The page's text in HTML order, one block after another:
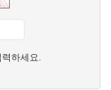
하세요.